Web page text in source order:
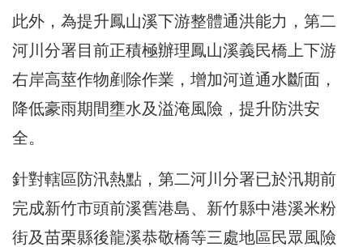
此外，為提升鳳山溪下游整體通洪能力，第二
河川分署目前正積極辦理鳳山溪義民橋上下游
右岸高莖作物剷除作業，增加河道通水斷面，
降低豪雨期間壅水及溢淹風險，提升防洪安
全。
針對轄區防汛熱點，第二河川分署已於汛期前
完成新竹市頭前溪舊港島、新竹縣中港溪米粉
街及苗栗縣後龍溪恭敬橋等三處地區民眾風險